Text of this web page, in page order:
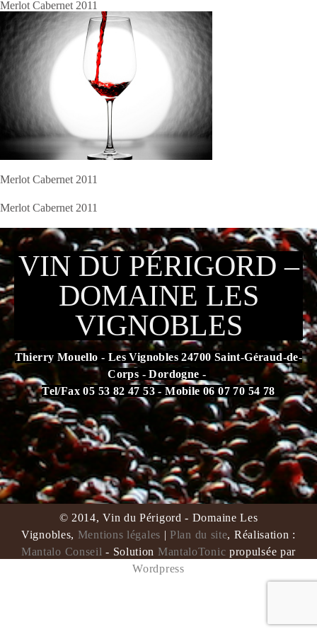
Merlot Cabernet 2011
Merlot Cabernet 2011
Merlot Cabernet 2011
VIN DU PÉRIGORD –
DOMAINE LES
VIGNOBLES
Thierry Mouello - Les Vignobles 24700 Saint-Géraud-de-
Corps - Dordogne -
Tel/Fax 05 53 82 47 53 - Mobile 06 07 70 54 78
L'abus d'alcool est dangereux pour la santé. À consommer
avec modération.
© 2014, Vin du Périgord - Domaine Les
Vignobles, Mentions légales | Plan du site, Réalisation :
Mantalo Conseil - Solution MantaloTonic propulsée par
Wordpress